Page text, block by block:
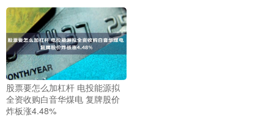
股票要怎么加杠杆 电投能源拟
全资收购白音华煤电 复牌股价
炸板涨4.48%